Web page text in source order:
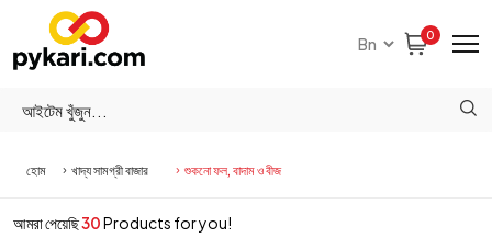
0
হোম খাদ্য সামগ্রী বাজার শুকনো ফল, বাদাম ও বীজ
আমরা পেয়েছি30Products for you!